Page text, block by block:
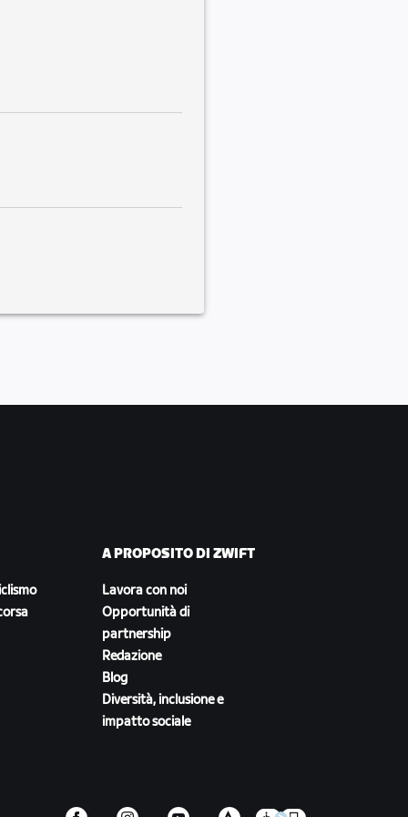
A PROPOSITO DI ZWIFT
Lavora con noi
Opportunità di
partnership
Redazione
Blog
Diversità, inclusione e
impatto sociale